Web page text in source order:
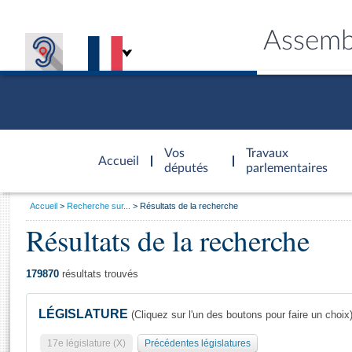
Accueil
d'accueil
Vos
députés
Travaux
parlementaires
Général
Vous
Accueil Recherche sur... Résultats de la recherche
Résultats de la recherche
179870 résultats trouvés
LÉGISLATURE (Cliquez sur l'un des boutons pour faire un choix)
17e législature (X) Précédentes législatures